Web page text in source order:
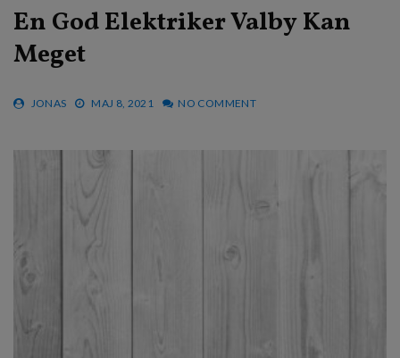
En God Elektriker Valby Kan
Meget
JONAS MAJ 8, 2021 NO COMMENT